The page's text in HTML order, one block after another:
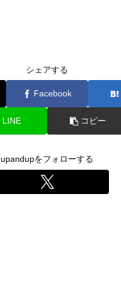
シェアする
Facebook
LINE コピー
upandupをフォローする